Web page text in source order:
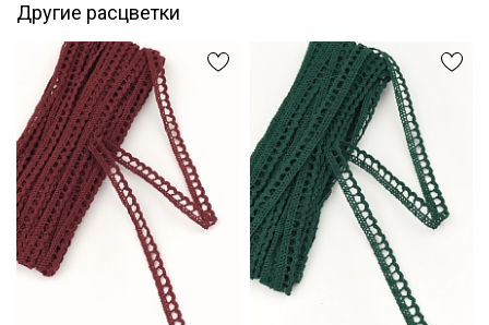
Цветопередача может отличаться от оригинального цвета в
зависимости от настроек вашего монитора и в зависимости от
партии тон кружева может отличаться.
Другие расцветки